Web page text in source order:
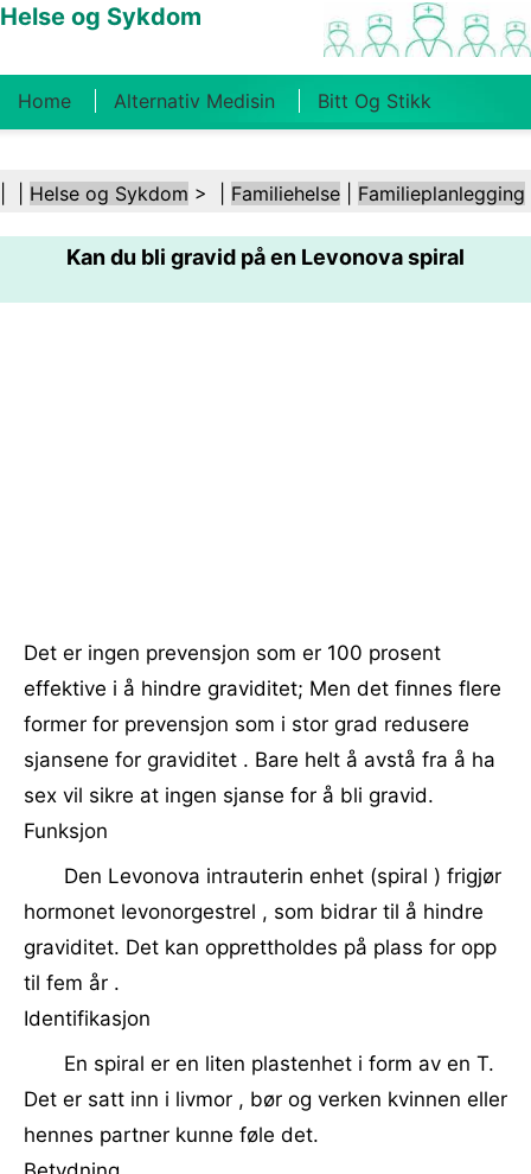
Helse og Sykdom
Home Alternativ Medisin Bitt Og Stikk
Kosthold Og Ernæring Familiehelse
Helsebransjen Psykisk Helse Folkehelse Og
Sikkerhet Kirurgi Og Prosedyrer Helse
Helse og Sykdom > | Familiehelse Familieplanlegging
Kan du bli gravid på en Levonova spiral
Det er ingen prevensjon som er 100 prosent
effektive i å hindre graviditet; Men det finnes flere
former for prevensjon som i stor grad redusere
sjansene for graviditet . Bare helt å avstå fra å ha
sex vil sikre at ingen sjanse for å bli gravid.
Funksjon
Den Levonova intrauterin enhet (spiral ) frigjør
hormonet levonorgestrel , som bidrar til å hindre
graviditet. Det kan opprettholdes på plass for opp
til fem år .
Identifikasjon
En spiral er en liten plastenhet i form av en T.
Det er satt inn i livmor , bør og verken kvinnen eller
hennes partner kunne føle det.